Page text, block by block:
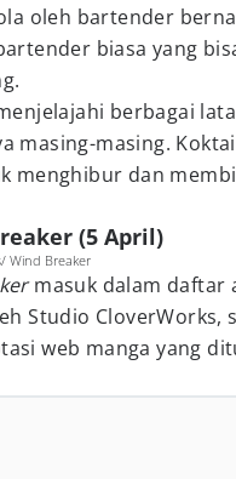
oleh bartender
biasa yang
berbagai
masing-masing.
menghibur dan
(5 April)
Wind Breaker
masuk dalam daftar
Studio CloverWorks,
web manga yang